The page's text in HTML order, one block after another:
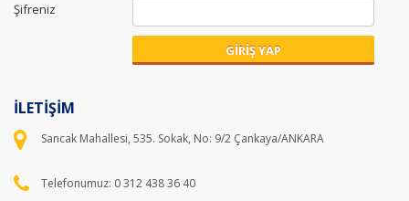
Şifreniz
GİRİŞ YAP
İLETİŞİM
Sancak Mahallesi, 535. Sokak, No: 9/2 Çankaya/ANKARA
Telefonumuz: 0 312 438 36 40